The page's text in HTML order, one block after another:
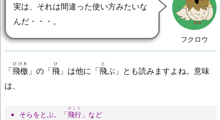
フクロウ
実は、それは間違った使い方みたいな
んだ・・・。
「飛檄
ひげき
」の「飛
ひ
」は他に「飛
と
ぶ」とも読みますよね。意味
は、
そらをとぶ。「飛行
ひこう
」など